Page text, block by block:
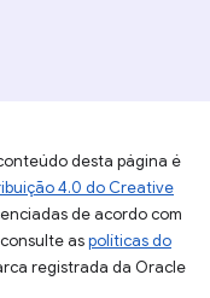
desta página é
4.0 do Creative
de acordo com
aspolíticas do
registrada da Oracle